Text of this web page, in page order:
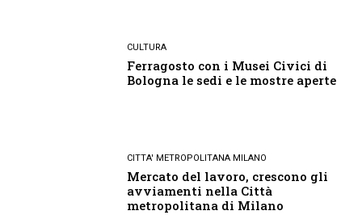
CULTURA
Ferragosto con i Musei Civici di
Bologna le sedi e le mostre aperte
CITTA' METROPOLITANA MILANO
Mercato del lavoro, crescono gli
avviamenti nella Città
metropolitana di Milano